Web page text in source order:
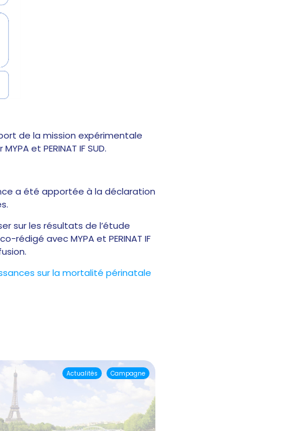
de la mission expérimentale
et PERINAT IF SUD.
a été apportée à la déclaration
sur les résultats de l’étude
avec MYPA et PERINAT IF
sur la mortalité périnatale
Actualités Campagne